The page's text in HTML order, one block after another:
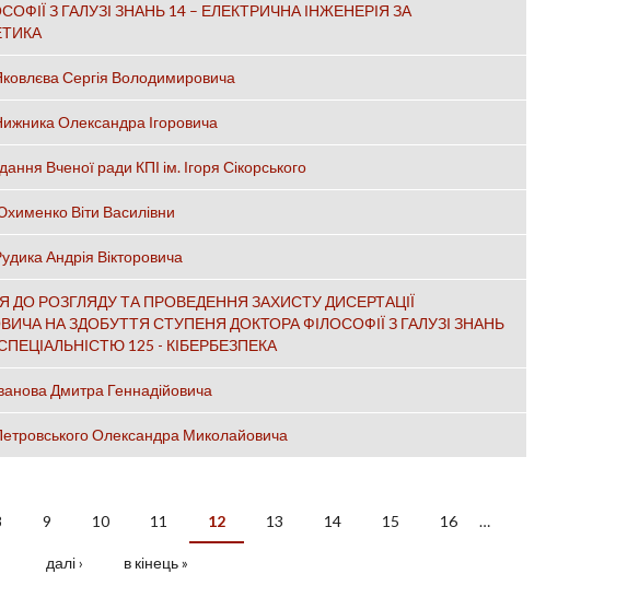
З ГАЛУЗІ ЗНАНЬ 14 – ЕЛЕКТРИЧНА ІНЖЕНЕРІЯ ЗА
Сергія Володимировича
Олександра Ігоровича
Вченої ради КПІ ім. Ігоря Сікорського
Віти Василівни
Андрія Вікторовича
ДО РОЗГЛЯДУ ТА ПРОВЕДЕННЯ ЗАХИСТУ ДИСЕРТАЦІЇ
НА ЗДОБУТТЯ СТУПЕНЯ ДОКТОРА ФІЛОСОФІЇ З ГАЛУЗІ ЗНАНЬ
125 - КІБЕРБЕЗПЕКА
Дмитра Геннадійовича
Олександра Миколайовича
9 10 11 12 13 14 15 16 …
далі › в кінець »